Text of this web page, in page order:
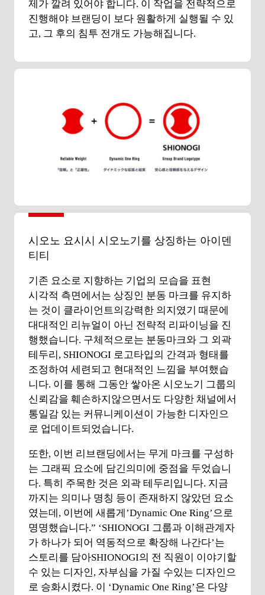
제가 깔려 있어야 합니다. 이 작업을 전략적으로
진행해야 브랜딩이 보다 원활하게 실행될 수 있
고, 그 후의 침투 전개도 가능해집니다.
시오노 요시시 시오노기를 상징하는 아이덴
티티
기존 요소로 지향하는 기업의 모습을 표현
시각적 측면에서는 상징인 분동 마크를 유지하
는 것이 클라이언트의강력한 의지였기 때문에
대대적인 리뉴얼이 아닌 전략적 리파이닝을 진
행했습니다. 구체적으로는 분동마크와 그 외곽
테두리, SHIONOGI 로고타입의 간격과 형태를
조정하여 세련되고 현대적인 느낌을 부여했습
니다. 이를 통해 그동안 쌓아온 시오노기 그룹의
신뢰감을 훼손하지않으면서도 다양한 채널에서
통일감 있는 커뮤니케이션이 가능한 디자인으
로 업데이트되었습니다.
또한, 이번 리브랜딩에서는 무게 마크를 구성하
는 그래픽 요소에 담긴의미에 중점을 두었습니
다. 특히 주목한 것은 외곽 테두리입니다. 지금
까지는 의미나 명칭 등이 존재하지 않았던 요소
였는데, 이번에 새롭게’Dynamic One Ring’으로
명명했습니다.” ‘SHIONOGI 그룹과 이해관계자
가 하나가 되어 역동적으로 확장해 나간다’는
스토리를 담아SHIONOGI의 전 직원이 이야기할
수 있는 디자인, 자부심을 가질 수있는 디자인으
로 승화시켰다. 이 ‘Dynamic One Ring’은 다양